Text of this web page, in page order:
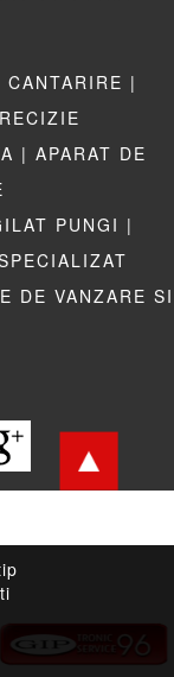
CANTARIRE |
| APARAT DE
PUNGI |
DE VANZARE SI
LINKURI UTILE